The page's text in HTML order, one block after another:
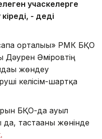
учаскелерге
- деді
орталығы» РМК БҚО
Әміровтің
жөндеу
келісім-шартқа
БҚО-да ауыл
тастағаны жөнінде